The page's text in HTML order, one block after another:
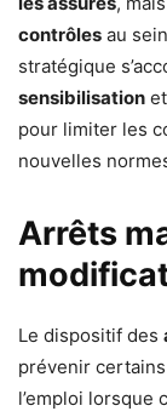
contrôles au
stratégique
sensibilisation
pour limiter les
nouvelles
Arrêts
Le dispositif des
prévenir
l’emploi lorsque